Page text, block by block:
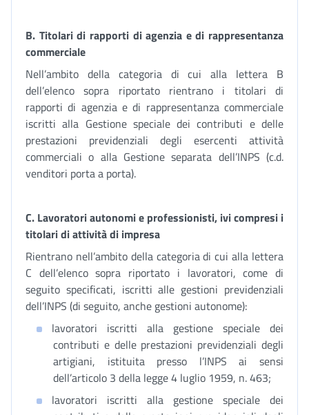
B. Titolari di rapporti di agenzia e di rappresentanza
commerciale
Nell’ambito della categoria di cui alla lettera B
dell’elenco sopra riportato rientrano i titolari di
rapporti di agenzia e di rappresentanza commerciale
iscritti alla Gestione speciale dei contributi e delle
prestazioni previdenziali degli esercenti attività
commerciali o alla Gestione separata dell’INPS (c.d.
venditori porta a porta).
C. Lavoratori autonomi e professionisti, ivi compresi i
titolari di attività di impresa
Rientrano nell’ambito della categoria di cui alla lettera
C dell’elenco sopra riportato i lavoratori, come di
seguito specificati, iscritti alle gestioni previdenziali
dell’INPS (di seguito, anche gestioni autonome):
lavoratori iscritti alla gestione speciale dei
contributi e delle prestazioni previdenziali degli
artigiani, istituita presso l’INPS ai sensi
dell’articolo 3 della legge 4 luglio 1959, n. 463;
lavoratori iscritti alla gestione speciale dei